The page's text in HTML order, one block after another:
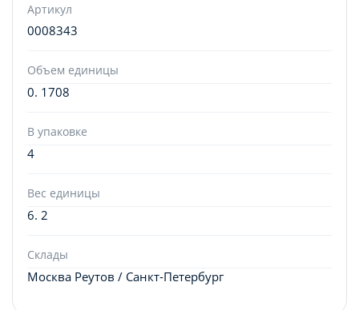
Артикул
0008343
Объем единицы
0. 1708
В упаковке
4
Вес единицы
6. 2
Склады
Москва Реутов / Санкт-Петербург